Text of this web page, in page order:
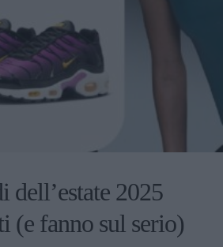
dell’estate 2025
(e fanno sul serio)